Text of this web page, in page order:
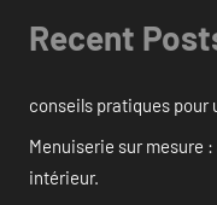
Recent
conseils pratiques pour
Menuiserie sur mesure
intérieur.